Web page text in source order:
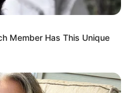
Member Has This Unique